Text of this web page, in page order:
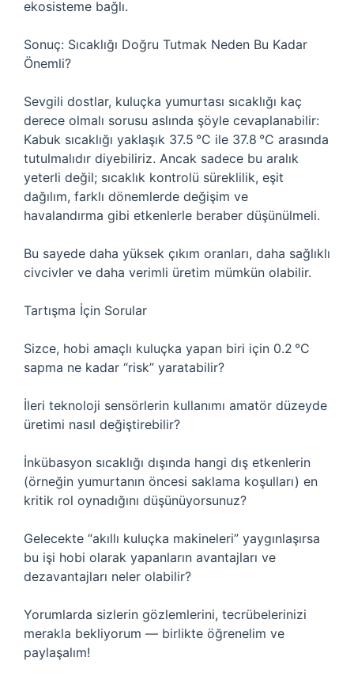
ekosisteme bağlı.
Sonuç: Sıcaklığı Doğru Tutmak Neden Bu Kadar
Önemli?
Sevgili dostlar, kuluçka yumurtası sıcaklığı kaç
derece olmalı sorusu aslında şöyle cevaplanabilir:
Kabuk sıcaklığı yaklaşık 37.5 °C ile 37.8 °C arasında
tutulmalıdır diyebiliriz. Ancak sadece bu aralık
yeterli değil; sıcaklık kontrolü süreklilik, eşit
dağılım, farklı dönemlerde değişim ve
havalandırma gibi etkenlerle beraber düşünülmeli.
Bu sayede daha yüksek çıkım oranları, daha sağlıklı
civcivler ve daha verimli üretim mümkün olabilir.
Tartışma İçin Sorular
Sizce, hobi amaçlı kuluçka yapan biri için 0.2 °C
sapma ne kadar “risk” yaratabilir?
İleri teknoloji sensörlerin kullanımı amatör düzeyde
üretimi nasıl değiştirebilir?
İnkübasyon sıcaklığı dışında hangi dış etkenlerin
(örneğin yumurtanın öncesi saklama koşulları) en
kritik rol oynadığını düşünüyorsunuz?
Gelecekte “akıllı kuluçka makineleri” yaygınlaşırsa
bu işi hobi olarak yapanların avantajları ve
dezavantajları neler olabilir?
Yorumlarda sizlerin gözlemlerini, tecrübelerinizi
merakla bekliyorum — birlikte öğrenelim ve
paylaşalım!